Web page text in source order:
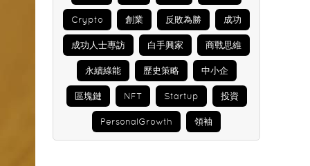
Crypto 創業 反敗為勝 成功
成功人士專訪 白手興家 商戰思維
永續綠能 歷史策略 中小企
區塊鏈 NFT Startup 投資
PersonalGrowth 領袖